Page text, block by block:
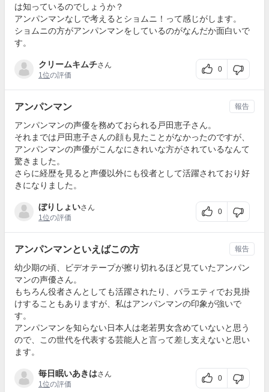
は知っているのでしょうか？
アンパンマンなしで考えるとショムニ！って感じがします。
ショムニの方がアンパンマンをしているのがなんだか面白いで
す。
クリームキムチさん
1位の評価
0
アンパンマン
アンパンマンの声優を務めておられる戸田恵子さん。
それまでは戸田恵子さんの顔も見たことがなかったのですが、
アンパンマンの声優がこんなにきれいな方がされているなんて
驚きました。
さらに経歴を見ると声優以外にも役者として活躍されており好
きになりました。
ぼりしょいさん
1位の評価
0
報告
アンパンマンといえばこの方
幼少期の頃、ビデオテープが擦り切れるほど見ていたアンパン
マンの声優さん。
もちろん役者さんとしても活躍されたり、バラエティでお見掛
けすることもありますが、私はアンパンマンの印象が強いで
す。
アンパンマンを知らない日本人は老若男女含めていないと思う
ので、この世代を代表する芸能人と言って差し支えないと思い
ます。
毎日眠いあきはさん
1位の評価
0
報告